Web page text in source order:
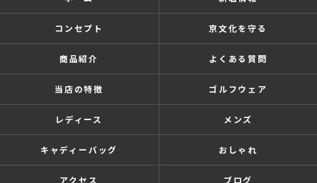
コンセプト 京文化を守る
商品紹介 よくある質問
当店の特徴 ゴルフウェア
レディース メンズ
キャディーバッグ おしゃれ
アクセス ブログ